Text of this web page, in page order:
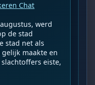
Chat
werd
de stad
stad net als
maakte en
eiste,